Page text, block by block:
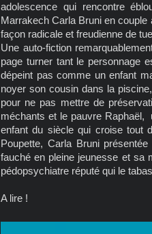
adolescence qui rencontre
Marrakech Carla Bruni en
façon radicale et freudienne de
Une auto-fiction
page turner tant le personnage
dépeint pas comme un enfant
noyer son cousin dans la
pour ne pas mettre de
méchants et le pauvre Raphaël,
enfant du siècle qui croise tout
Poupette, Carla Bruni
fauché en pleine jeunesse et sa
pédopsychiatre réputé qui le
A lire !